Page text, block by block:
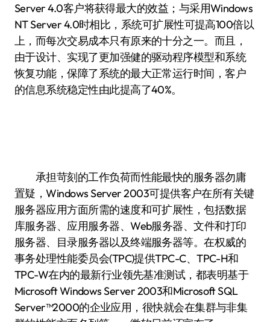
Server 4.0客户将获得最大的效益；与采用Windows
NT Server 4.0时相比，系统可扩展性可提高100倍以
上，而每次交易成本只有原来的十分之一。而且，
由于设计、实现了更加强健的驱动程序模型和系统
恢复功能，保障了系统的最大正常运行时间，客户
的信息系统稳定性由此提高了40%。
承担苛刻的工作负荷而性能最快的服务器勿庸
置疑，Windows Server 2003可提供客户在所有关键
服务器应用方面所需的速度和可扩展性，包括数据
库服务器、应用服务器、Web服务器、文件和打印
服务器、目录服务器以及终端服务器等。在权威的
事务处理性能委员会(TPC)提供TPC-C、TPC-H和
TPC-W在内的最新行业领先基准测试，都表明基于
Microsoft Windows Server 2003和Microsoft SQL
Server™2000的企业应用，很快就会在集群与非集